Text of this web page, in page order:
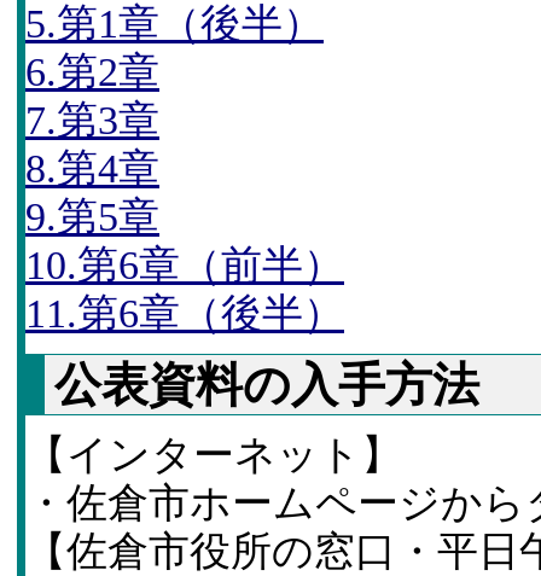
5.第1章（後半）
6.第2章
7.第3章
8.第4章
9.第5章
10.第6章（前半）
11.第6章（後半）
公表資料の入手方法
【インターネット】
・佐倉市ホームページか
【佐倉市役所の窓口・平